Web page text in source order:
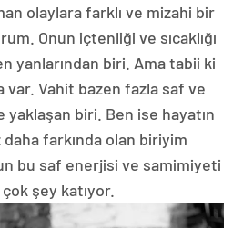
olaylara farklı ve mizahi bir
Onun içtenliği ve sıcaklığı
yanlarından biri. Ama tabii ki
var. Vahit bazen fazla saf ve
yaklaşan biri. Ben ise hayatın
farkında olan biriyim
bu saf enerjisi ve samimiyeti
şey katıyor.